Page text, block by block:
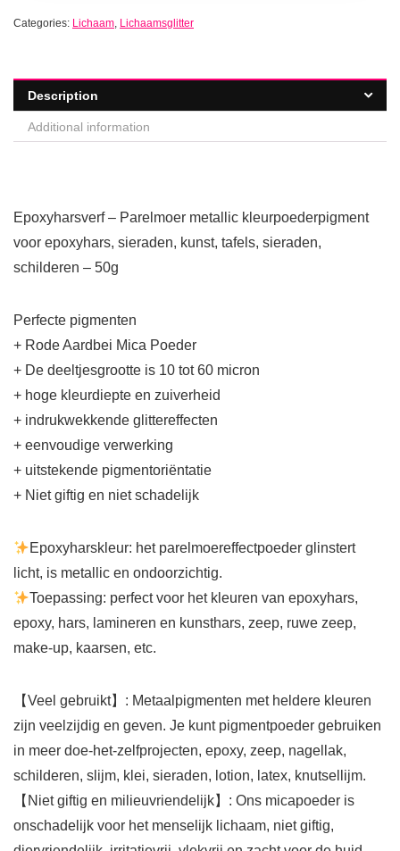
Categories: Lichaam, Lichaamsglitter
Description
Additional information
Epoxyharsverf – Parelmoer metallic kleurpoederpigment
voor epoxyhars, sieraden, kunst, tafels, sieraden,
schilderen – 50g
Perfecte pigmenten
+ Rode Aardbei Mica Poeder
+ De deeltjesgrootte is 10 tot 60 micron
+ hoge kleurdiepte en zuiverheid
+ indrukwekkende glittereffecten
+ eenvoudige verwerking
+ uitstekende pigmentoriëntatie
+ Niet giftig en niet schadelijk
Epoxyharskleur: het parelmoereffectpoeder glinstert
licht, is metallic en ondoorzichtig.
Toepassing: perfect voor het kleuren van epoxyhars,
epoxy, hars, lamineren en kunsthars, zeep, ruwe zeep,
make-up, kaarsen, etc.
【Veel gebruikt】: Metaalpigmenten met heldere kleuren
zijn veelzijdig en geven. Je kunt pigmentpoeder gebruiken
in meer doe-het-zelfprojecten, epoxy, zeep, nagellak,
schilderen, slijm, klei, sieraden, lotion, latex, knutsellijm.
【Niet giftig en milieuvriendelijk】: Ons micapoeder is
onschadelijk voor het menselijk lichaam, niet giftig,